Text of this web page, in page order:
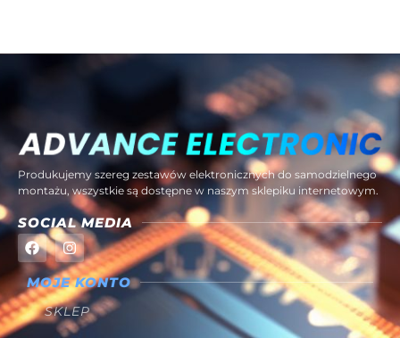
Produkujemy szereg zestawów elektronicznych do samodzielnego
montażu, wszystkie są dostępne w naszym sklepiku internetowym.
SOCIAL MEDIA
MOJE KONTO
SKLEP